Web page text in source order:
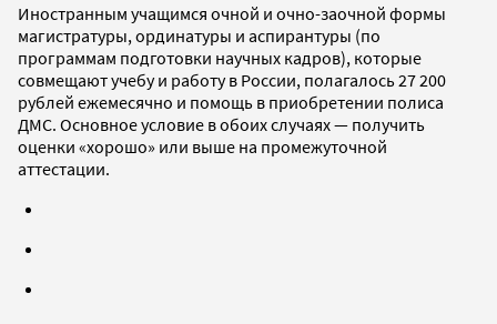
Иностранным учащимся очной и очно-заочной формы
магистратуры, ординатуры и аспирантуры (по
программам подготовки научных кадров), которые
совмещают учебу и работу в России, полагалось 27 200
рублей ежемесячно и помощь в приобретении полиса
ДМС. Основное условие в обоих случаях — получить
оценки «хорошо» или выше на промежуточной
аттестации.